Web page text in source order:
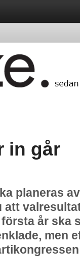
in går
planeras
att
år ska
men